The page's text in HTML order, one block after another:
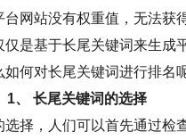
台网站没有权重值，无法获
仅是基于长尾关键词来生成
如何对长尾关键词进行排名
1、 长尾关键词的选择
选择，人们可以首先通过检